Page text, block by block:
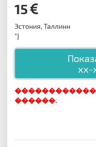
15
Эстония, Таллинн
"}
xx-
������������
������.